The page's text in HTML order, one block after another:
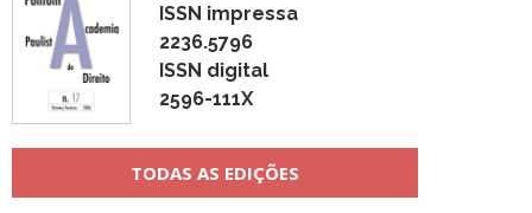
ISSN impressa
2236.5796
ISSN digital
2596-111X
TODAS AS EDIÇÕES